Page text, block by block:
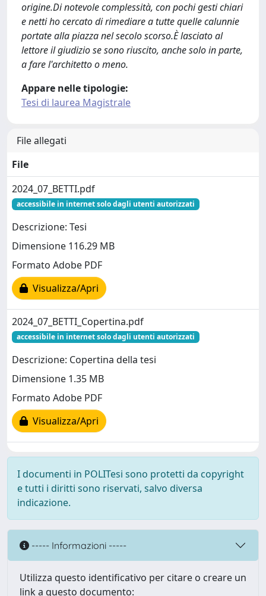
origine.Di notevole complessità, con pochi gesti chiari
e netti ho cercato di rimediare a tutte quelle calunnie
portate alla piazza nel secolo scorso.È lasciato al
lettore il giudizio se sono riuscito, anche solo in parte,
a fare l'architetto o meno.
Appare nelle tipologie:
Tesi di laurea Magistrale
File allegati
File
2024_07_BETTI.pdf
accessibile in internet solo dagli utenti autorizzati
Descrizione: Tesi
Dimensione 116.29 MB
Formato Adobe PDF
Visualizza/Apri
2024_07_BETTI_Copertina.pdf
accessibile in internet solo dagli utenti autorizzati
Descrizione: Copertina della tesi
Dimensione 1.35 MB
Formato Adobe PDF
Visualizza/Apri
I documenti in POLITesi sono protetti da copyright
e tutti i diritti sono riservati, salvo diversa
indicazione.
----- Informazioni -----
Utilizza questo identificativo per citare o creare un
link a questo documento: